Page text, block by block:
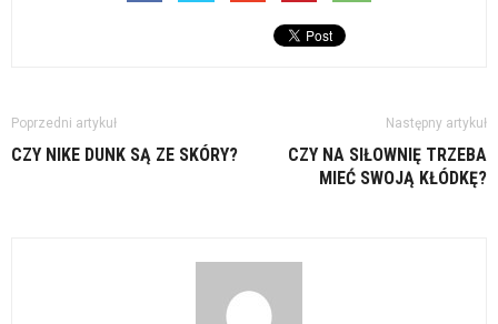
Poprzedni artykuł
CZY NIKE DUNK SĄ ZE SKÓRY?
Następny artykuł
CZY NA SIŁOWNIĘ TRZEBA
MIEĆ SWOJĄ KŁÓDKĘ?